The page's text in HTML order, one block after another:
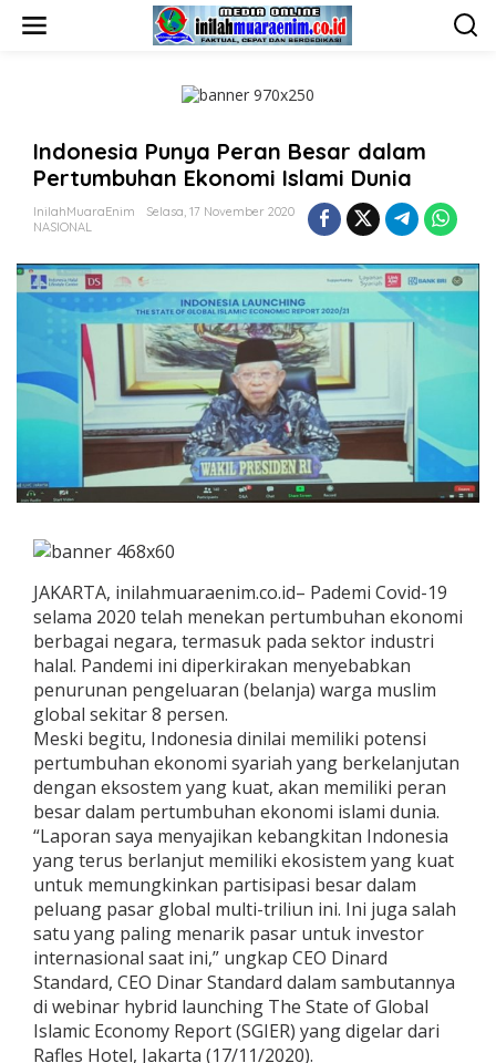
Indonesia Punya Peran Besar dalam
Pertumbuhan Ekonomi Islami Dunia
InilahMuaraEnim
Selasa, 17 November 2020
NASIONAL
JAKARTA, inilahmuaraenim.co.id– Pademi Covid-19
selama 2020 telah menekan pertumbuhan ekonomi
berbagai negara, termasuk pada sektor industri
halal. Pandemi ini diperkirakan menyebabkan
penurunan pengeluaran (belanja) warga muslim
global sekitar 8 persen.
Meski begitu, Indonesia dinilai memiliki potensi
pertumbuhan ekonomi syariah yang berkelanjutan
dengan eksostem yang kuat, akan memiliki peran
besar dalam pertumbuhan ekonomi islami dunia.
“Laporan saya menyajikan kebangkitan Indonesia
yang terus berlanjut memiliki ekosistem yang kuat
untuk memungkinkan partisipasi besar dalam
peluang pasar global multi-triliun ini. Ini juga salah
satu yang paling menarik pasar untuk investor
internasional saat ini,” ungkap CEO Dinard
Standard, CEO Dinar Standard dalam sambutannya
di webinar hybrid launching The State of Global
Islamic Economy Report (SGIER) yang digelar dari
Rafles Hotel, Jakarta (17/11/2020).